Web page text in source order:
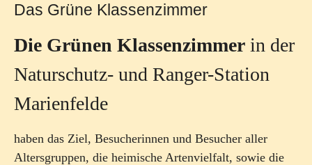
Das Grüne Klassenzimmer
Die Grünen Klassenzimmer in der
Naturschutz- und Ranger-Station
Marienfelde
haben das Ziel, Besucherinnen und Besucher aller
Altersgruppen, die heimische Artenvielfalt, sowie die